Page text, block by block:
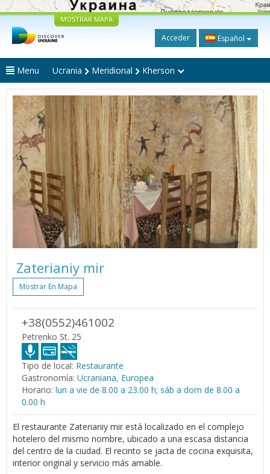
MOSTRAR MAPA
Acceder Español
Menu Ucrania Meridional Kherson
Zaterianiy mir
Mostrar En Mapa
+38(0552)461002
Petrenko St. 25
Tipo de local: Restaurante
Gastronomía: Ucraniana, Europea
Horario: lun a vie de 8.00 a 23.00 h; sáb a dom de 8.00 a
0.00 h
El restaurante Zaterianiy mir está localizado en el complejo
hotelero del mismo nombre, ubicado a una escasa distancia
del centro de la ciudad. El recinto se jacta de cocina exquisita,
interior original y servicio más amable.